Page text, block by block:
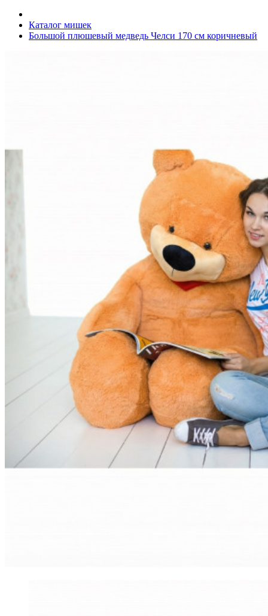
Каталог мишек
Большой плюшевый медведь Челси 170 см коричневый